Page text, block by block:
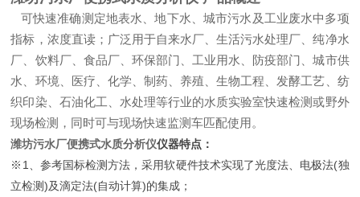
可快速准确测定地表水、地下水、城市污水及工业废水中多项
指标，浓度直读；广泛用于自来水厂、生活污水处理厂、纯净水
厂、饮料厂、食品厂、环保部门、工业用水、防疫部门、城市供
水、环境、医疗、化学、制药、养殖、生物工程、发酵工艺、纺
织印染、石油化工、水处理等行业的水质实验室快速检测或野外
现场检测，同时可与现场快速监测车匹配使用。
潍坊污水厂便携式水质分析仪仪器特点：
※ 1 、参考国标检测方法，采用软硬件技术实现了光度法、电极法(独
立检测)及滴定法(自动计算)的集成；